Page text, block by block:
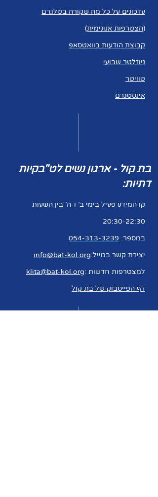
עדכונים על כל מה שקורה בטלגרם
(הצטרפות אנונימית)
קבוצת הודעות בוואטסאפ
ניוזלטר שבועי
טוויטר
אינסטגרם
בת קול - ארגון נשים לט"בקיות
דתיות:
קו המידע פעיל בימי ב' ו-ה' בין השעות
20:30-22:30
במספר: 054-313-3239
יצירת קשר במייל:info@bat-kol.org
למצטרפות חדשות :klita@bat-kol.org
דף הפייסבוק של בת קול